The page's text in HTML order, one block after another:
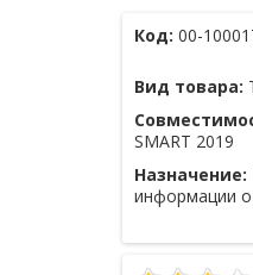
Код: 00-
Вид товара:
SMART 2019
Назначение:
информации